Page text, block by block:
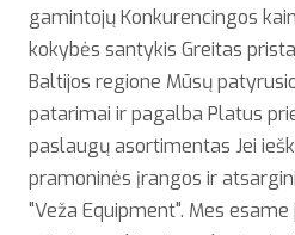
gamintojų Konkurencingos
kokybės santykis Greitas
Baltijos regione Mūsų
patarimai ir pagalba Platus
paslaugų asortimentas Jei
pramoninės įrangos ir
"Veža Equipment". Mes